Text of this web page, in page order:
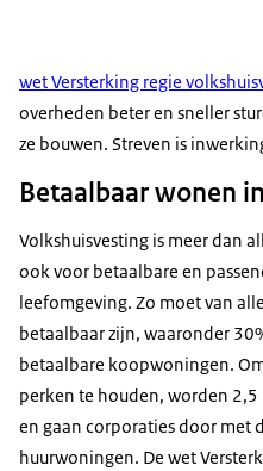
wet Versterking regie
overheden beter en sneller
ze bouwen. Streven is
Betaalbaar wonen
Volkshuisvesting is meer dan
ook voor betaalbare en
leefomgeving. Zo moet van
betaalbaar zijn, waaronder
betaalbare koopwoningen.
perken te houden, worden
en gaan corporaties door met
huurwoningen. De wet